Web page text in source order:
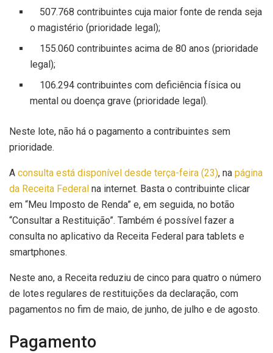
507.768 contribuintes cuja maior fonte de renda seja
o magistério (prioridade legal);
155.060 contribuintes acima de 80 anos (prioridade
legal);
106.294 contribuintes com deficiência física ou
mental ou doença grave (prioridade legal).
Neste lote, não há o pagamento a contribuintes sem
prioridade.
A consulta está disponível desde terça-feira (23), na página
da Receita Federal na internet. Basta o contribuinte clicar
em “Meu Imposto de Renda” e, em seguida, no botão
“Consultar a Restituição”. Também é possível fazer a
consulta no aplicativo da Receita Federal para tablets e
smartphones.
Neste ano, a Receita reduziu de cinco para quatro o número
de lotes regulares de restituições da declaração, com
pagamentos no fim de maio, de junho, de julho e de agosto.
Pagamento